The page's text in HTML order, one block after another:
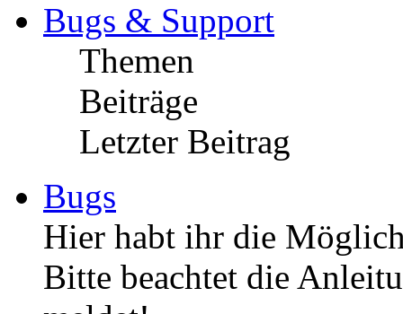
Bugs & Support
Themen
Beiträge
Letzter Beitrag
Bugs
Hier habt ihr die
Bitte beachtet die